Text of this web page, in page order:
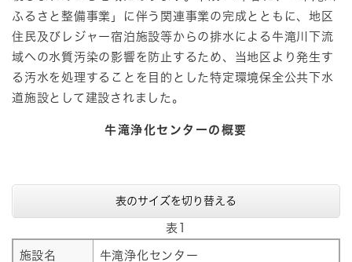
ふるさと整備事業」に伴う関連事業の完成とともに、地区
住民及びレジャー宿泊施設等からの排水による牛滝川下流
域への水質汚染の影響を防止するため、当地区より発生す
る汚水を処理することを目的とした特定環境保全公共下水
道施設として建設されました。
牛滝浄化センターの概要
表のサイズを切り替える
表1
施設名 牛滝浄化センター